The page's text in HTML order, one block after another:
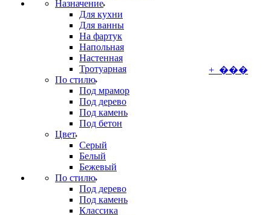
Назначение
Для кухни
Для ванны
На фартук
Напольная
Настенная
Тротуарная
По стилю
Под мрамор
Под дерево
Под камень
Под бетон
Цвет
Серый
Белый
Бежевый
По стилю
Под дерево
Под камень
Классика
+ ���